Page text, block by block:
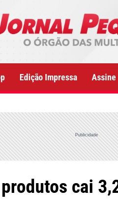
Edição Impressa Assine
Publicidade
cai